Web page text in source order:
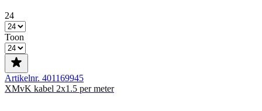
24
Toon
Artikelnr. 401169945
XMvK kabel 2x1.5 per meter